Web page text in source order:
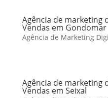
Agência de marketing
Vendas em Gondomar
Agência de Marketing
Agência de marketing
Vendas em Seixal